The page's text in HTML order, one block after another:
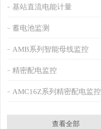
基站直流电能计量
蓄电池监测
AMB系列智能母线监控
精密配电监控
AMC16Z系列精密配电监控
查看全部